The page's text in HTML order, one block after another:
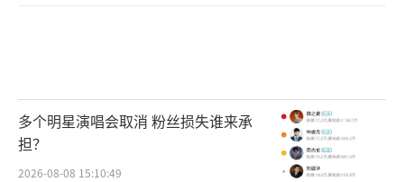
多个明星演唱会取消 粉丝损失谁来承
担？
2026-08-08 15:10:49